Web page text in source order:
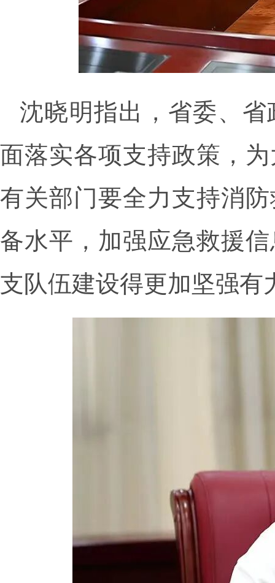
沈晓明指出，省委、
面落实各项支持政策，
有关部门要全力支持消
备水平，加强应急救援
支队伍建设得更加坚强有